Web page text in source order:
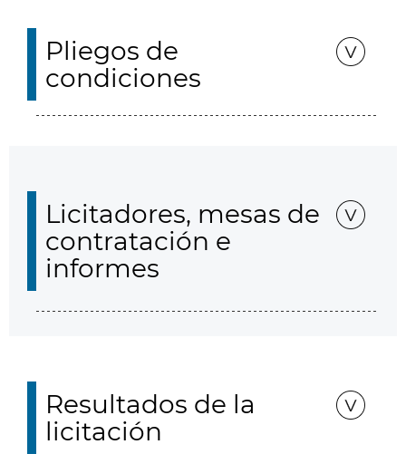
Pliegos de
condiciones
Licitadores, mesas de
contratación e
informes
Resultados de la
licitación